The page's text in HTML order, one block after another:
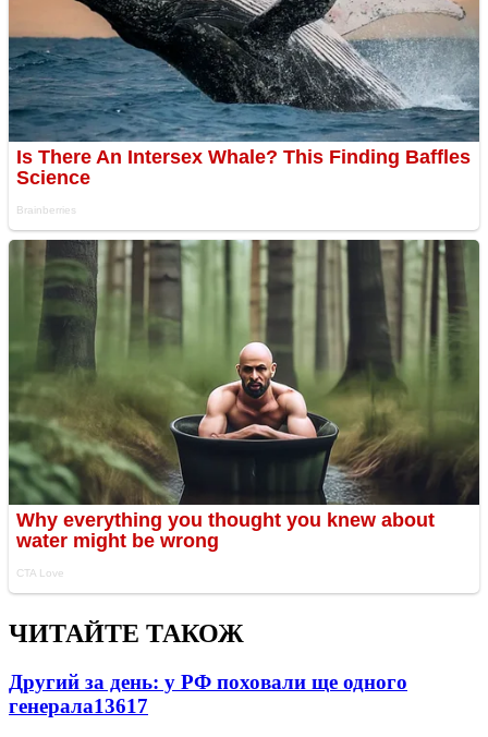
ЧИТАЙТЕ ТАКОЖ
Другий за день: у РФ поховали ще одного
генерала13617